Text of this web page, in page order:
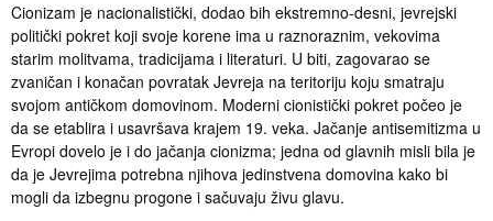
Cionizam je nacionalistički, dodao bih ekstremno-desni, jevrejski
politički pokret koji svoje korene ima u raznoraznim, vekovima
starim molitvama, tradicijama i literaturi. U biti, zagovarao se
zvaničan i konačan povratak Jevreja na teritoriju koju smatraju
svojom antičkom domovinom. Moderni cionistički pokret počeo je
da se etablira i usavršava krajem 19. veka. Jačanje antisemitizma u
Evropi dovelo je i do jačanja cionizma; jedna od glavnih misli bila je
da je Jevrejima potrebna njihova jedinstvena domovina kako bi
mogli da izbegnu progone i sačuvaju živu glavu.